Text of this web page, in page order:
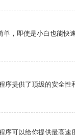
，即使是小白也能快速
序提供了顶级的安全性
序可以给你提供最高速